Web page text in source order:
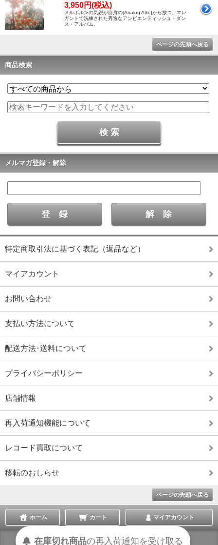
3,950円(税込)
メルボルンの気鋭が自身の[Analog Attic]から放つ、エレ
ガントで洗練された秀逸なアンビエンティッシュ・ダン
ス・アルバム。
ページの先頭へ戻る
商品検索
メルマガ登録・解除
特定商取引法に基づく表記（返品など）
マイアカウント
お問い合わせ
支払い方法について
配送方法･送料について
プライバシーポリシー
店舗情報
再入荷通知機能について
レコード買取について
移転のおしらせ
ページの先頭へ戻る
ホーム カート マイアカウント
在庫切れ商品の再入荷通知を受け取る